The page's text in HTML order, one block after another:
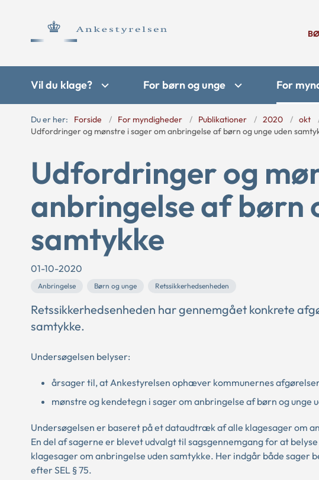
Vil du klage? For børn og unge For
Du er her: Forside For myndigheder Publikationer 2020
okt
Udfordringer og mønstre i sager om anbringelse af børn og unge uden
Udfordringer og
anbringelse af børn
samtykke
01-10-2020
Anbringelse Børn og unge Retssikkerhedsenheden
Retssikkerhedsenheden har gennemgået konkrete
samtykke.
Undersøgelsen belyser:
årsager til, at Ankestyrelsen ophæver kommunernes
mønstre og kendetegn i sager om anbringelse af børn og unge
Undersøgelsen er baseret på et dataudtræk af alle klagesager om
En del af sagerne er blevet udvalgt til sagsgennemgang for at
klagesager om anbringelse uden samtykke. Her indgår både sager
efter SEL § 75.